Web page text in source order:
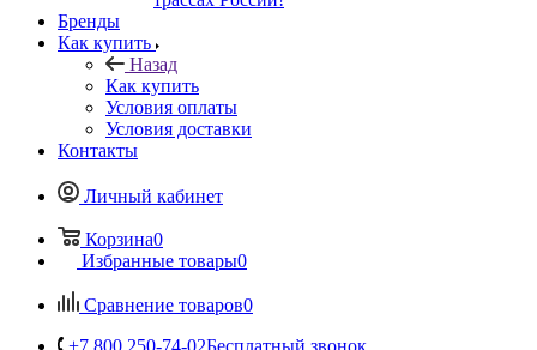
Бренды
Как купить
Назад
Как купить
Условия оплаты
Условия доставки
Контакты
Личный кабинет
Корзина0
Избранные товары0
Сравнение товаров0
+7 800 250-74-02Бесплатный звонок